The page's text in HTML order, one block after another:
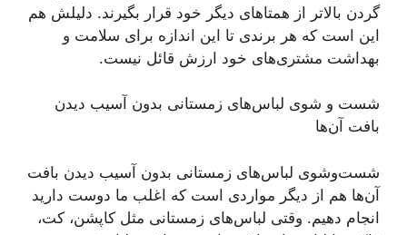
گردن بالاتر از همتاهای دیگر خود قرار بگیرند. دلیلش هم
این است که هر برندی تا این اندازه برای سلامت و
بهداشت مشتری‌های خود ارزش قائل نیست.
شست‌ و شوی لباس‌های زمستانی بدون آسیب دیدن
بافت آن‌ها
شست‌وشوی لباس‌های زمستانی بدون آسیب دیدن بافت
آن‌ها هم از دیگر مواردی است که اغلب ما دوست دارید
انجام دهیم. وقتی لباس‌های زمستانی مثل کاپشن، کت،